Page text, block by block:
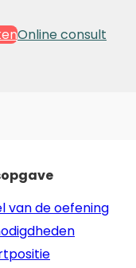
Online consult
van de oefening